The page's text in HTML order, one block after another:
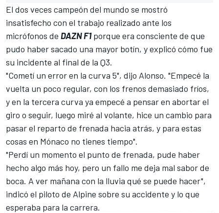
El dos veces campeón del mundo se mostró
insatisfecho con el trabajo realizado ante los
micrófonos de DAZN F1porque era consciente de que
pudo haber sacado una mayor botín, y explicó cómo fue
su incidente al final de la Q3.
"Cometí un error en la curva 5", dijo Alonso. "Empecé la
vuelta un poco regular, con los frenos demasiado fríos,
y en la tercera curva ya empecé a pensar en abortar el
giro o seguir, luego miré al volante, hice un cambio para
pasar el reparto de frenada hacia atrás, y para estas
cosas en Mónaco no tienes tiempo".
"Perdí un momento el punto de frenada, pude haber
hecho algo más hoy, pero un fallo me deja mal sabor de
boca. A ver mañana con la lluvia qué se puede hacer",
indicó el piloto de Alpine sobre su accidente y lo que
esperaba para la carrera.